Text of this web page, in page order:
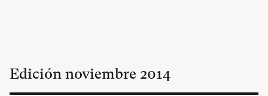
Edición noviembre 2014